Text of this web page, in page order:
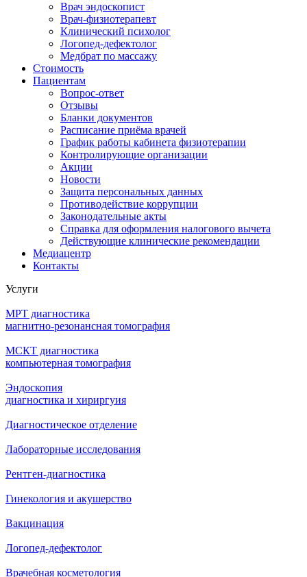
Врач эндоскопист
Врач-физиотерапевт
Клинический психолог
Логопед-дефектолог
Медбрат по массажу
Стоимость
Пациентам
Вопрос-ответ
Отзывы
Бланки документов
Расписание приёма врачей
График работы кабинета физиотерапии
Контролирующие организации
Акции
Новости
Защита персональных данных
Противодействие коррупции
Законодательные акты
Справка для оформления налогового вычета
Действующие клинические рекомендации
Медиацентр
Контакты
Услуги
МРТ диагностика
магнитно-резонансная томография
МСКТ диагностика
компьютерная томография
Эндоскопия
диагностика и хириргуия
Диагностическое отделение
Лабораторные исследования
Рентген-диагностика
Гинекология и акушерство
Вакцинация
Логопед-дефектолог
Врачебная косметология